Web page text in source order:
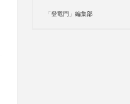
「登竜門」編集部